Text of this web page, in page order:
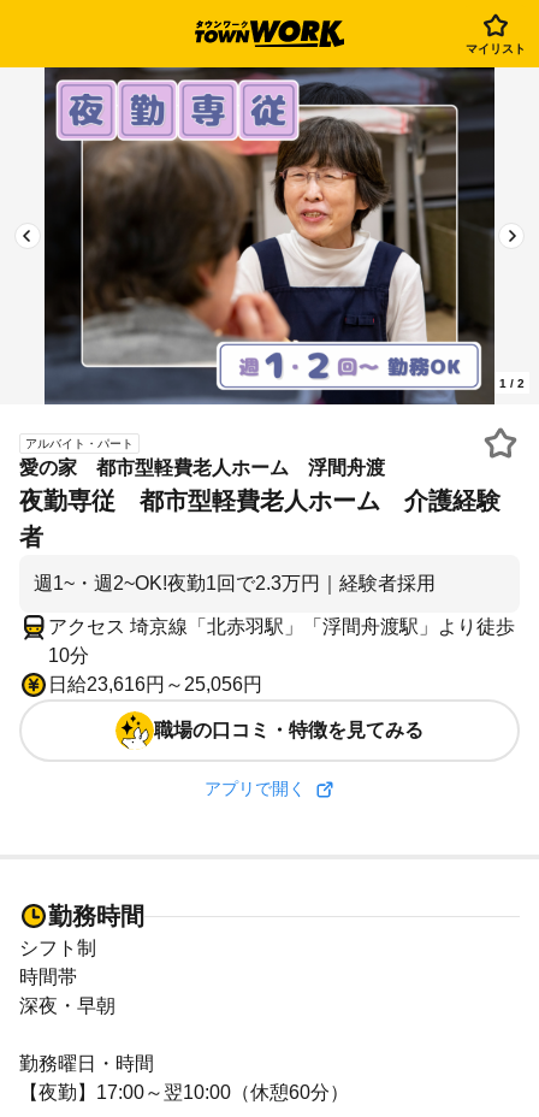
マイリスト
1 / 2
アルバイト・パート
愛の家 都市型軽費老人ホーム 浮間舟渡
夜勤専従 都市型軽費老人ホーム 介護経験
者
週1~・週2~OK!夜勤1回で2.3万円｜経験者採用
アクセス 埼京線「北赤羽駅」「浮間舟渡駅」より徒歩
10分
日給23,616円～25,056円
職場の口コミ・特徴を見てみる
アプリで開く
勤務時間
シフト制
時間帯
深夜・早朝
勤務曜日・時間
【夜勤】17:00～翌10:00（休憩60分）